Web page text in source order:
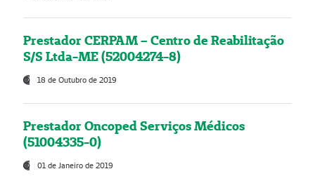
Prestador CERPAM – Centro de Reabilitação
S/S Ltda-ME (52004274-8)
18 de Outubro de 2019
Prestador Oncoped Serviços Médicos
(51004335-0)
01 de Janeiro de 2019